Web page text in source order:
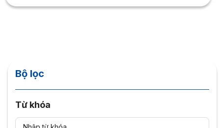
Bộ lọc
Từ khóa